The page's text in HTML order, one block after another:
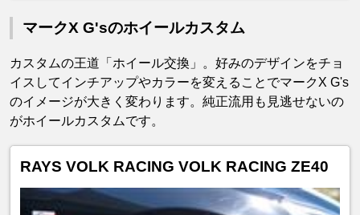
マークX G'sのホイールカスタム
カスタムの王道「ホイール交換」。好みのデザインをチョ
イスしてインチアップやカラーを変えることでマークX G's
のイメージが大きく変わります。純正流用も見逃せないの
がホイールカスタムです。
RAYS VOLK RACING VOLK RACING ZE40